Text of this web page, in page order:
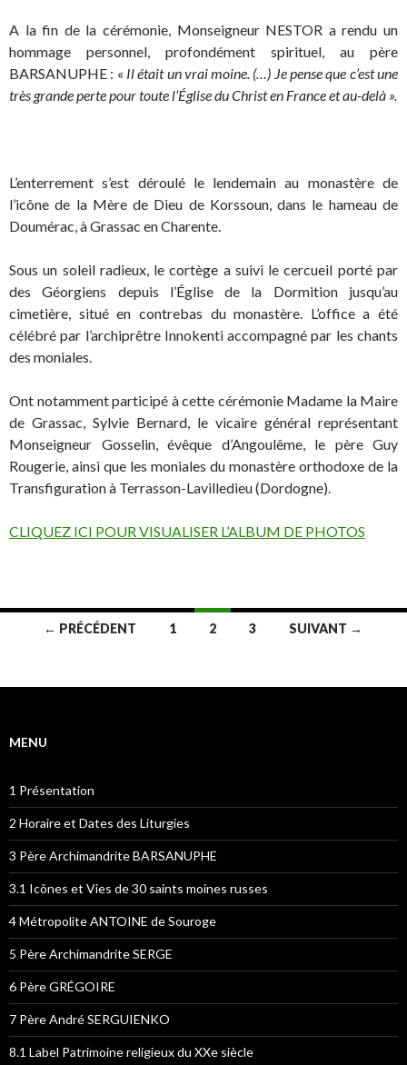
A la fin de la cérémonie, Monseigneur NESTOR a rendu un
hommage personnel, profondément spirituel, au père
BARSANUPHE : « Ilétait un vrai moine. (…) Je pense que c’est une
très grande perte pour toute l’Église du Christ en France et au-delà ».
L’enterrement s’est déroulé le lendemain au monastère de
l’icône de la Mère de Dieu de Korssoun, dans le hameau de
Doumérac, à Grassac en Charente.
Sous un soleil radieux, le cortège a suivi le cercueil porté par
des Géorgiens depuis l’Église de la Dormition jusqu’au
cimetière, situé en contrebas du monastère. L’office a été
célébré par l’archiprêtre Innokenti accompagné par les chants
des moniales.
Ont notamment participé à cette cérémonie Madame la Maire
de Grassac, Sylvie Bernard, le vicaire général représentant
Monseigneur Gosselin, évêque d’Angoulême, le père Guy
Rougerie, ainsi que les moniales du monastère orthodoxe de la
Transfiguration à Terrasson-Lavilledieu (Dordogne).
CLIQUEZ ICI POUR VISUALISER L’ALBUM DE PHOTOS
Navigation
articles
← PRÉCÉDENT 1 2 3 SUIVANT →
MENU
1 Présentation
2 Horaire et Dates des Liturgies
3 Père Archimandrite BARSANUPHE
3.1 Icônes et Vies de 30 saints moines russes
4 Métropolite ANTOINE de Souroge
5 Père Archimandrite SERGE
6 Père GRÉGOIRE
7 Père André SERGUIENKO
8.1 Label Patrimoine religieux du XXe siècle